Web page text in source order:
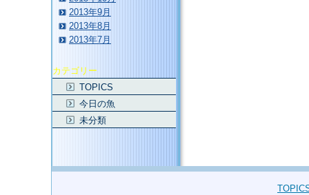
2013年9月
2013年8月
2013年7月
カテゴリー
TOPICS
今日の魚
未分類